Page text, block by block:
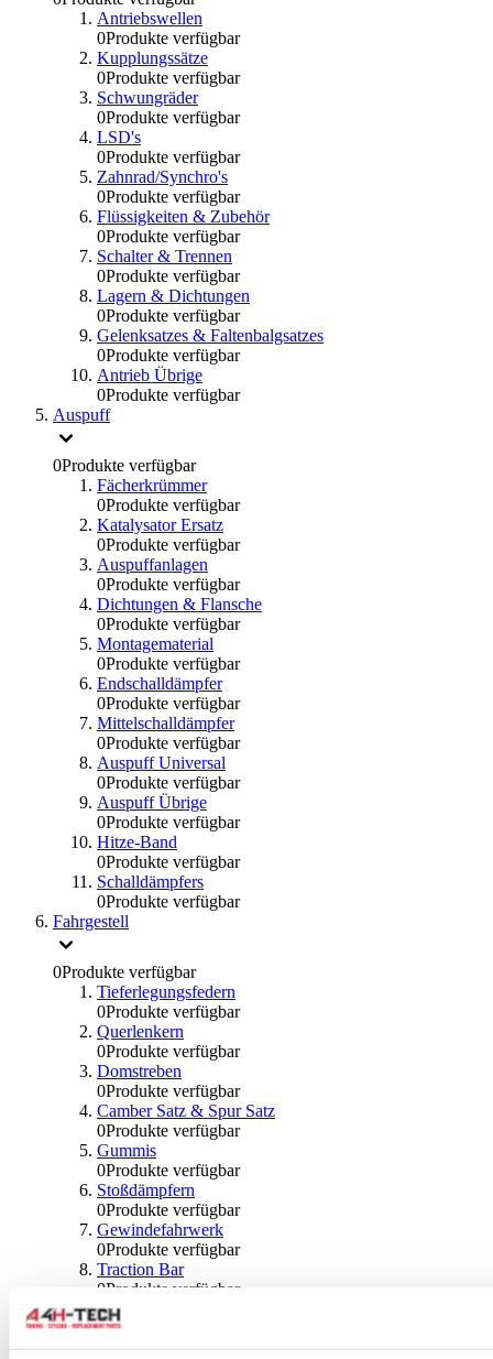
Antriebswellen
0Produkte verfügbar
Kupplungssätze
0Produkte verfügbar
Schwungräder
0Produkte verfügbar
LSD's
0Produkte verfügbar
Zahnrad/Synchro's
0Produkte verfügbar
Flüssigkeiten & Zubehör
0Produkte verfügbar
Schalter & Trennen
0Produkte verfügbar
Lagern & Dichtungen
0Produkte verfügbar
Gelenksatzes & Faltenbalgsatzes
0Produkte verfügbar
Antrieb Übrige
0Produkte verfügbar
Auspuff
0Produkte verfügbar
Fächerkrümmer
0Produkte verfügbar
Katalysator Ersatz
0Produkte verfügbar
Auspuffanlagen
0Produkte verfügbar
Dichtungen & Flansche
0Produkte verfügbar
Montagematerial
0Produkte verfügbar
Endschalldämpfer
0Produkte verfügbar
Mittelschalldämpfer
0Produkte verfügbar
Auspuff Universal
0Produkte verfügbar
Auspuff Übrige
0Produkte verfügbar
Hitze-Band
0Produkte verfügbar
Schalldämpfers
0Produkte verfügbar
Fahrgestell
0Produkte verfügbar
Tieferlegungsfedern
0Produkte verfügbar
Querlenkern
0Produkte verfügbar
Domstreben
0Produkte verfügbar
Camber Satz & Spur Satz
0Produkte verfügbar
Gummis
0Produkte verfügbar
Stoßdämpfern
0Produkte verfügbar
Gewindefahrwerk
0Produkte verfügbar
Traction Bar
0Produkte verfügbar
Stabilisator & Zubehör
0Produkte verfügbar
Kugeln & Abdeckungen